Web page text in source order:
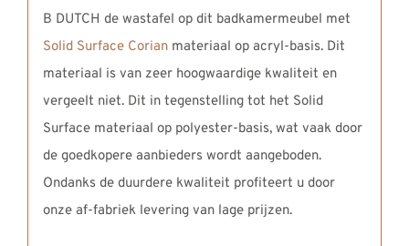
B DUTCH de wastafel op dit badkamermeubel met
Solid Surface Corianmateriaal op acryl-basis. Dit
materiaal is van zeer hoogwaardige kwaliteit en
vergeelt niet. Dit in tegenstelling tot het Solid
Surface materiaal op polyester-basis, wat vaak door
de goedkopere aanbieders wordt aangeboden.
Ondanks de duurdere kwaliteit profiteert u door
onze af-fabriek levering van lage prijzen.